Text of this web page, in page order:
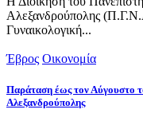
Αλεξανδρούπολης
Γυναικολογική...
Έβρος Οικονομία
Παράταση έως τον Αύγουστο
Αλεξανδρούπολης